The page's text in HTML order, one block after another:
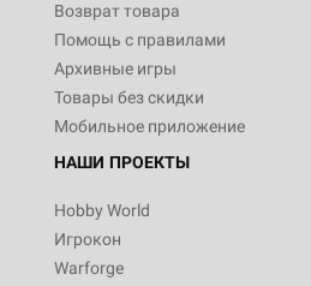
Возврат товара
Помощь с правилами
Архивные игры
Товары без скидки
Мобильное приложение
НАШИ ПРОЕКТЫ
Hobby World
Игрокон
Warforge